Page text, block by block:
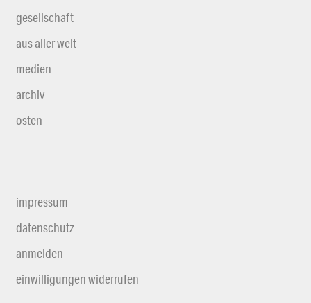
gesellschaft
aus aller welt
medien
archiv
osten
impressum
datenschutz
anmelden
einwilligungen widerrufen